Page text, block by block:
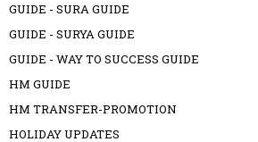
GUIDE - SURA GUIDE
GUIDE - SURYA GUIDE
GUIDE - WAY TO SUCCESS GUIDE
HM GUIDE
HM TRANSFER-PROMOTION
HOLIDAY UPDATES